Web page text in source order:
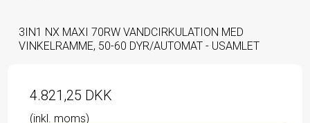
3IN1 NX MAXI 70RW VANDCIRKULATION MED
VINKELRAMME, 50-60 DYR/AUTOMAT - USAMLET
4.821,25 DKK
(inkl. moms)